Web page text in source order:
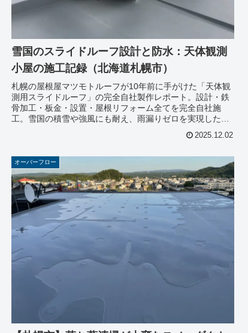
雪国のスライドルーフ設計と防水：天体観測
小屋の施工記録（北海道札幌市）
札幌の屋根屋マツモトルーフが10年前に手がけた「天体観
測用スライドルーフ」の完全自社製作レポート。設計・鉄
骨加工・板金・設置・屋根リフォーム全てを完全自社施
工。雪国の積雪や強風にも耐え、雨漏りゼロを実現した可
2025.12.02
オーバーフロー